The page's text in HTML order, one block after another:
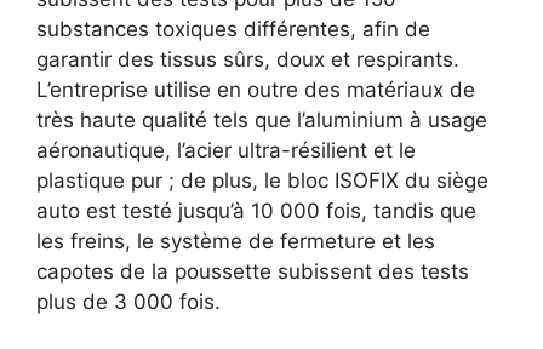
substances toxiques différentes, afin de
garantir des tissus sûrs, doux et respirants.
L’entreprise utilise en outre des matériaux de
très haute qualité tels que l’aluminium à usage
aéronautique, l’acier ultra-résilient et le
plastique pur ; de plus, le bloc ISOFIX du siège
auto est testé jusqu’à 10 000 fois, tandis que
les freins, le système de fermeture et les
capotes de la poussette subissent des tests
plus de 3 000 fois.